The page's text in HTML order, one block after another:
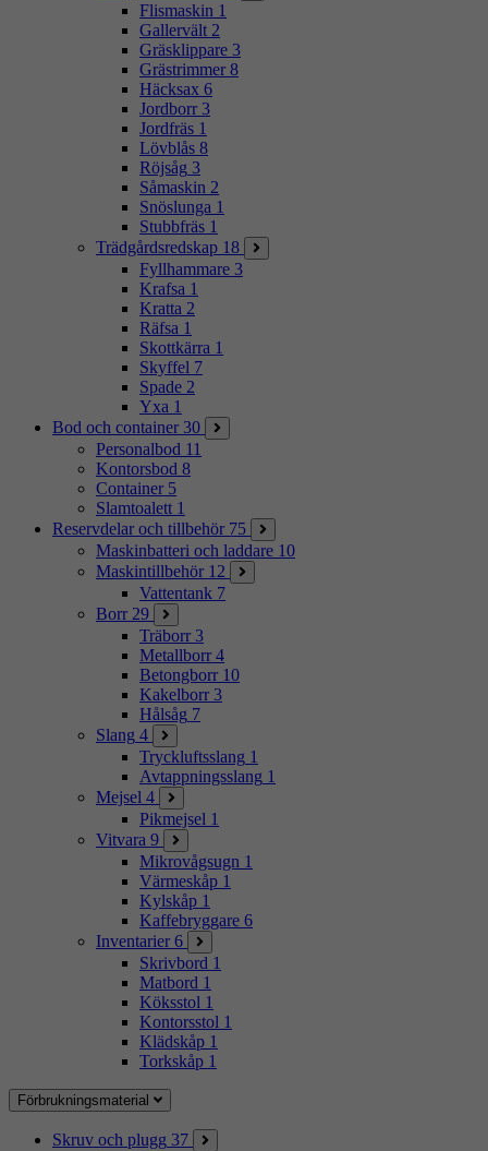
Flismaskin 1
Gallervält 2
Gräsklippare 3
Grästrimmer 8
Häcksax 6
Jordborr 3
Jordfräs 1
Lövblås 8
Röjsåg 3
Såmaskin 2
Snöslunga 1
Stubbfräs 1
Trädgårdsredskap 18
Fyllhammare 3
Krafsa 1
Kratta 2
Räfsa 1
Skottkärra 1
Skyffel 7
Spade 2
Yxa 1
Bod och container 30
Personalbod 11
Kontorsbod 8
Container 5
Slamtoalett 1
Reservdelar och tillbehör 75
Maskinbatteri och laddare 10
Maskintillbehör 12
Vattentank 7
Borr 29
Träborr 3
Metallborr 4
Betongborr 10
Kakelborr 3
Hålsåg 7
Slang 4
Tryckluftsslang 1
Avtappningsslang 1
Mejsel 4
Pikmejsel 1
Vitvara 9
Mikrovågsugn 1
Värmeskåp 1
Kylskåp 1
Kaffebryggare 6
Inventarier 6
Skrivbord 1
Matbord 1
Köksstol 1
Kontorsstol 1
Klädskåp 1
Torkskåp 1
Förbrukningsmaterial
Skruv och plugg 37